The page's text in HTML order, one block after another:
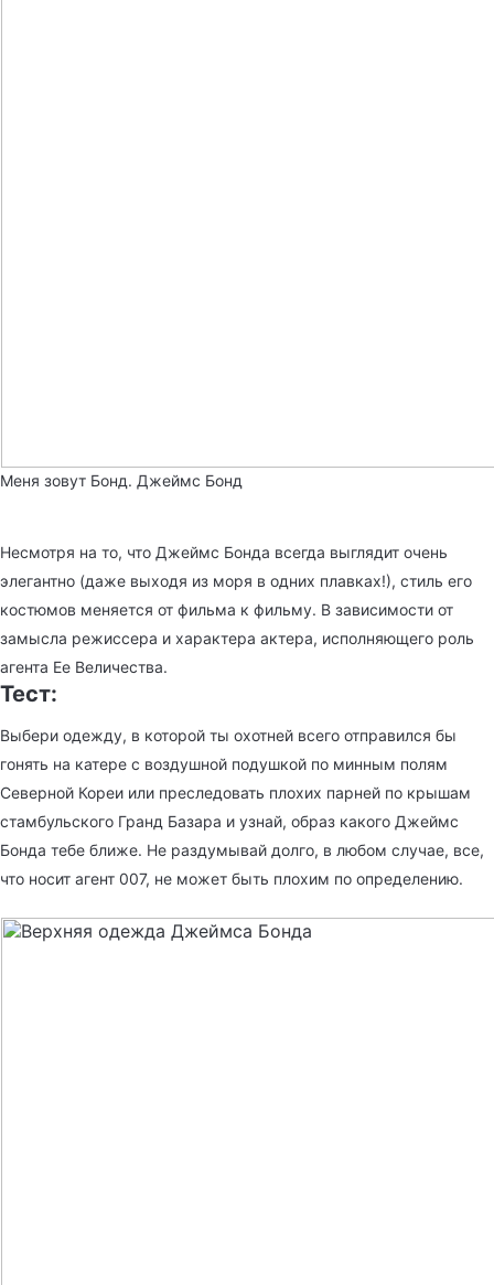
Меня зовут Бонд. Джеймс Бонд
Несмотря на то, что Джеймс Бонда всегда выглядит очень
элегантно (даже выходя из моря в одних плавках!), стиль его
костюмов меняется от фильма к фильму. В зависимости от
замысла режиссера и характера актера, исполняющего роль
агента Ее Величества.
Тест:
Выбери одежду, в которой ты охотней всего отправился бы
гонять на катере с воздушной подушкой по минным полям
Северной Кореи или преследовать плохих парней по крышам
стамбульского Гранд Базара и узнай, образ какого Джеймс
Бонда тебе ближе. Не раздумывай долго, в любом случае, все,
что носит агент 007, не может быть плохим по определению.